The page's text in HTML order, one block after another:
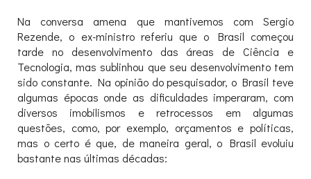
Na conversa amena que mantivemos com Sergio
Rezende, o ex-ministro referiu que o Brasil começou
tarde no desenvolvimento das áreas de Ciência e
Tecnologia, mas sublinhou que seu desenvolvimento tem
sido constante. Na opinião do pesquisador, o Brasil teve
algumas épocas onde as dificuldades imperaram, com
diversos imobilismos e retrocessos em algumas
questões, como, por exemplo, orçamentos e políticas,
mas o certo é que, de maneira geral, o Brasil evoluiu
bastante nas últimas décadas: